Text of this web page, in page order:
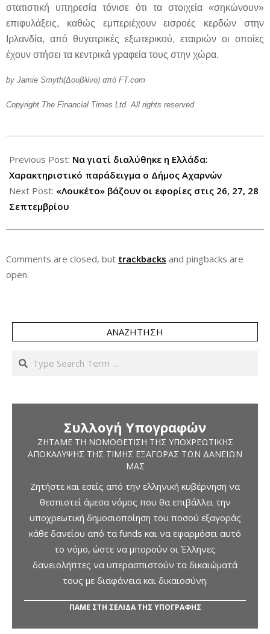
στατιστική υπηρεσία τόνισε ότι τα στοιχεία «σηκώνουν»
επιφυλάξεις, καθώς εμπεριέχουν εισροές κερδών στην
Ιρλανδία, από θυγατρικές εξωτερικού, εταιριών οι οποίες
έχουν στήσει τα κεντρικά γραφεία τους στην χώρα.
by Jamie Smyth(Δουβλίνο) από FT.com
Copyright The Financial Times Ltd. All rights reserved
09-
21
Previous Post: Να γιατί διαλύθηκε η Ελλάδα:
Χαρακτηριστικό παράδειγμα ο Δήμος Αχαρνών
Next Post: «Λουκέτο» βάζουν οι εφορίες στις 26, 27, 28
Σεπτεμβρίου
Comments are closed, but trackbacks and pingbacks are
open.
ΑΝΑΖΉΤΗΣΗ
Search
Συλλογή Υπογραφών
ΖΗΤΆΜΕ ΤΗ ΝΟΜΟΘΈΤΙΣΗ ΤΗΣ ΥΠΟΧΡΕΩΤΙΚΉΣ
ΑΠΟΚΆΛΥΨΗΣ ΤΗΣ ΤΙΜΉΣ ΕΞΑΓΟΡΆΣ ΤΩΝ ΔΑΝΕΊΩΝ
ΜΑΣ
Ζητήστε και εσείς από την ελληνική κυβέρνηση να
θεσπιστεί άμεσα νόμος που θα επιβάλλει την
υποχρεωτική δημοσιοποίηση του ποσού εξαγοράς
κάθε δανείου από τα funds και να εφαρμόσει αυτό
το νόμο, ώστε να μπορούν οι Έλληνες
δανειολήπτες να υπερασπιστούν τα δικαιώματά
τους με διαφάνεια και δικαιοσύνη.
ΠΑΜΕ ΣΤΗ ΣΕΛΙΔΑ ΤΗΣ ΥΠΟΓΡΑΦΗΣ